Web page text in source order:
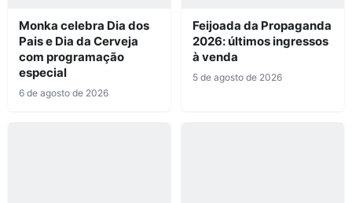
Monka celebra Dia dos
Pais e Dia da Cerveja
com programação
especial
6 de agosto de 2026
Feijoada da Propaganda
2026: últimos ingressos
à venda
5 de agosto de 2026